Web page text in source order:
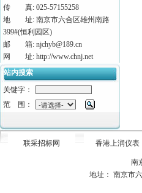
传 真: 025-57155258
地 址: 南京市六合区雄州南路
399#(恒利园区)
邮 箱: njchyb@189.cn
网 址: http://www.chnj.net
站内搜索
关键字：
范 围：
联采招标网 香港上润仪表
南
地址： 南京市